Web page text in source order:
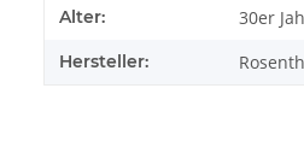
Alter: 30er
Hersteller: